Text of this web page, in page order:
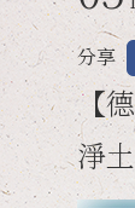
南投龍泉寺
台中德林講堂
南投龍泉寺
台中德林講堂
影音專區 活動回顧
交通資訊
分享
【
淨